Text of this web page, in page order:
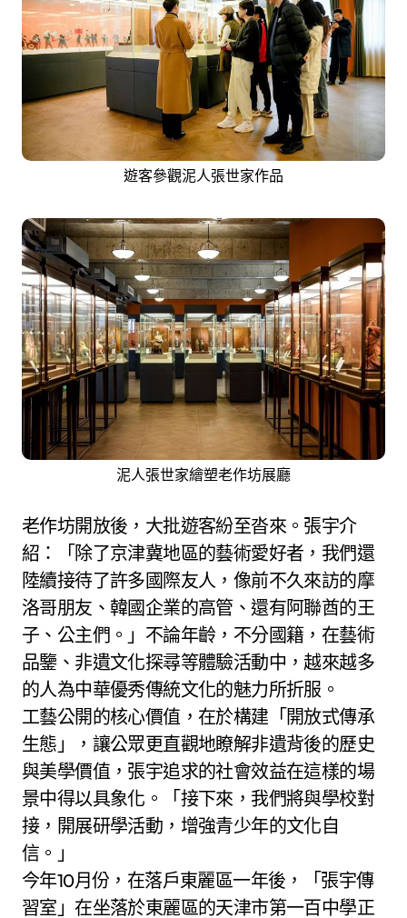
遊客參觀泥人張世家作品
泥人張世家繪塑老作坊展廳
老作坊開放後，大批遊客紛至沓來。張宇介
紹：「除了京津冀地區的藝術愛好者，我們還
陸續接待了許多國際友人，像前不久來訪的摩
洛哥朋友、韓國企業的高管、還有阿聯酋的王
子、公主們。」不論年齡，不分國籍，在藝術
品鑒、非遺文化探尋等體驗活動中，越來越多
的人為中華優秀傳統文化的魅力所折服。
工藝公開的核心價值，在於構建「開放式傳承
生態」，讓公眾更直觀地瞭解非遺背後的歷史
與美學價值，張宇追求的社會效益在這樣的場
景中得以具象化。「接下來，我們將與學校對
接，開展研學活動，增強青少年的文化自
信。」
今年10月份，在落戶東麗區一年後，「張宇傳
習室」在坐落於東麗區的天津市第一百中學正